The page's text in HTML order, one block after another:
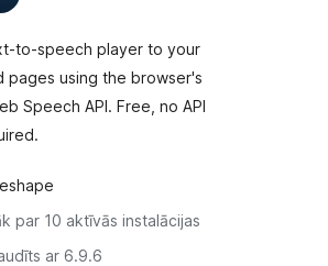
to-speech player to your
pages using the browser's
Speech API. Free, no API
par 10 aktīvās instalācijas
ar 6.9.6